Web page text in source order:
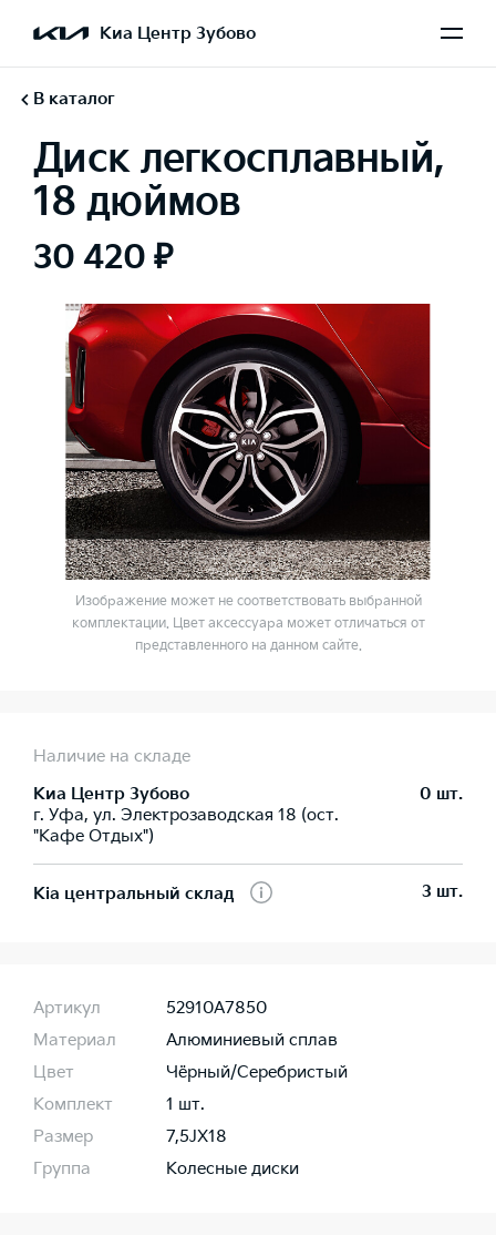
Киа Центр Зубово
В каталог
Диск легкосплавный,
18 дюймов
30 420 ₽
Изображение может не соответствовать выбранной
комплектации. Цвет аксессуара может отличаться от
представленного на данном сайте.
Наличие на складе
Киа Центр Зубово
г. Уфа, ул. Электрозаводская 18 (ост.
"Кафе Отдых")
0 шт.
Kia центральный склад 3 шт.
Артикул
52910A7850
Материал
Алюминиевый сплав
Цвет
Чёрный/Серебристый
Комплект
1 шт.
Размер
7,5JХ18
Группа
Колесные диски